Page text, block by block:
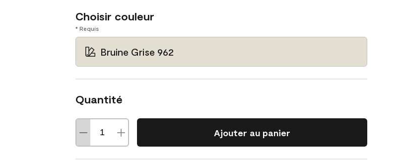
Choisir couleur
* Requis
Bruine Grise 962
Quantité
Ajouter au panier